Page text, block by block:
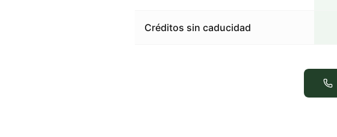
Créditos sin caducidad